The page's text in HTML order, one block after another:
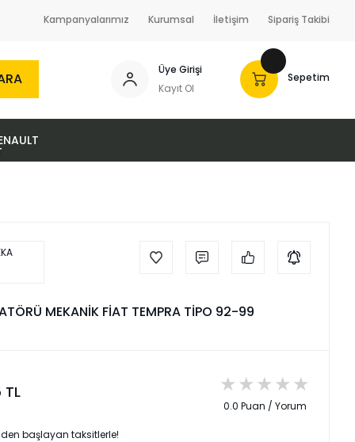
Kampanyalarımız Kurumsal İletişim Sipariş Takibi
Üye Girişi
Kayıt Ol
Sepetim
MEKANİK FİAT TEMPRA TİPO 92-99
TL
0.0 Puan / Yorum
den başlayan taksitlerle!